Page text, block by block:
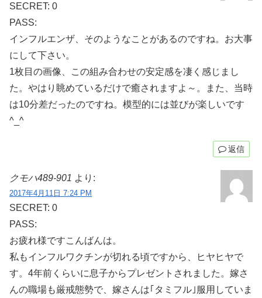
SECRET: 0
PASS:
インフルエンザ、そのようなことがあるのですね。お大事
にして下さい。
1枚目の画像、この組み合わせの安定感を凄く感じまし
た。やはり眺めているだけで癒されますよ～。また、当時
は10分差だったのですね。模型的には並びが楽しいです
^_^
返信
クモハ489-901 より:
2017年4月11日 7:24 PM
SECRET: 0
PASS:
お疲れ様ですこんばんは。
私もインフルワクチンが切れる頃ですから、ヒヤヒヤで
す。4年前くらいに息子からプレゼントされました。嫁さ
んの職場も厳戒態勢で、嫁さんは｢タミフル｣服用していま